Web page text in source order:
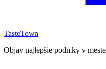
TasteTown
Objav najlepšie podniky v meste